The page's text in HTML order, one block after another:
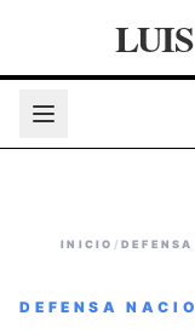
INICIO /
DEFENSA